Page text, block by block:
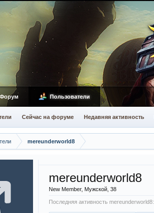
mereunderworld8
mereunderworld8
New Member, Мужской, 38
Последняя активность mereunderworld8:
Форум Пользователи
Сейчас на форуме Недавняя активность